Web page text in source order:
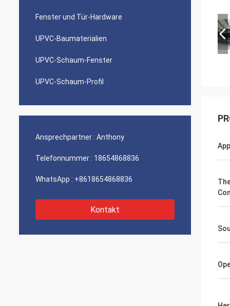
Fenster und Tür-Hardware
UPVC-Baumaterialien
UPVC-Schaum-Fenster
UPVC-Schaum-Profil
Ansprechpartner : Anthony
Telefonnummer : 18654868836
WhatsApp : +8618654868836
Kontakt